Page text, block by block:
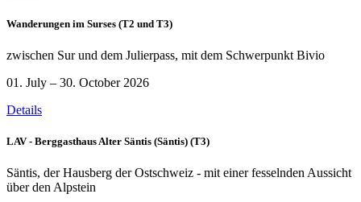
Wanderungen im Surses (T2 und T3)
zwischen Sur und dem Julierpass, mit dem Schwerpunkt Bivio
01. July – 30. October 2026
Details
LAV - Berggasthaus Alter Säntis (Säntis) (T3)
Säntis, der Hausberg der Ostschweiz - mit einer fesselnden Aussicht
über den Alpstein